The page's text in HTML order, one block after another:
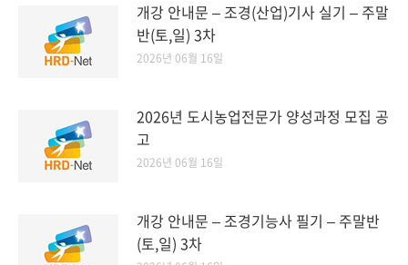
개강 안내문 – 조경(산업)기사 실기 – 주말
반(토,일) 3차
2026년 06월 16일
2026년 도시농업전문가 양성과정 모집 공
고
2026년 06월 16일
개강 안내문 – 조경기능사 필기 – 주말반
(토,일) 3차